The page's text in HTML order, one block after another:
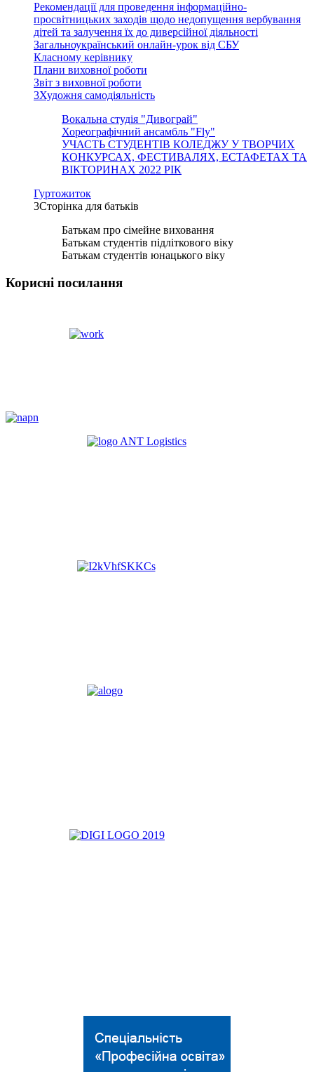
Рекомендації для проведення інформаційно-
просвітницьких заходів щодо недопущення вербування
дітей та залучення їх до диверсійної діяльності
Загальноукраїнський онлайн-урок від СБУ
Класному керівнику
Плани виховної роботи
Звіт з виховної роботи
3Художня самодіяльність
Вокальна студія "Дивограй"
Хореографічний ансамбль "Fly"
УЧАСТЬ СТУДЕНТІВ КОЛЕДЖУ У ТВОРЧИХ
КОНКУРСАХ, ФЕСТИВАЛЯХ, ЕСТАФЕТАХ ТА
ВІКТОРИНАХ 2022 РІК
Гуртожиток
3Сторінка для батьків
Батькам про сімейне виховання
Батькам студентів підліткового віку
Батькам студентів юнацького віку
Корисні посилання